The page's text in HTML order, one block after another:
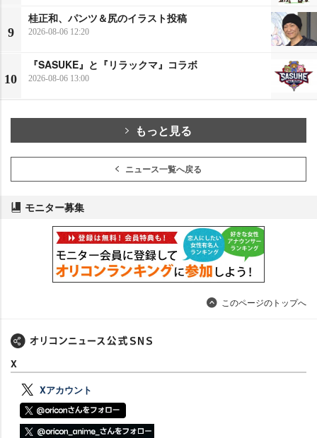
9
桂正和、パンツ＆尻のイラスト投稿
2026-08-06 12:20
10
『SASUKE』と『リラックマ』コラボ
2026-08-06 13:00
もっと見る
ニュース一覧へ戻る
モニター募集
このページのトップへ
X
Xアカウント